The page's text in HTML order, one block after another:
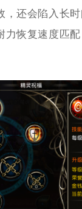
，还会陷入长
力恢复速度匹